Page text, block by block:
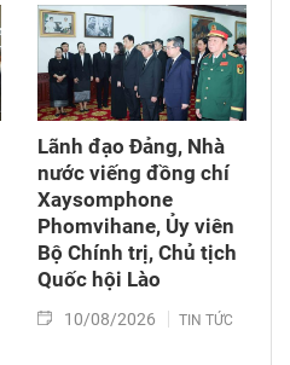
Lãnh đạo Đảng, Nhà
nước viếng đồng chí
Xaysomphone
Phomvihane, Ủy viên
Bộ Chính trị, Chủ tịch
Quốc hội Lào
10/08/2026 TIN TỨC